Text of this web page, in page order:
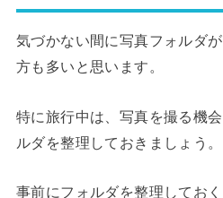
気づかない間に写真フォルダ
方も多いと思います。
特に旅行中は、写真を撮る機
ルダを整理しておきましょう。
事前にフォルダを整理してお